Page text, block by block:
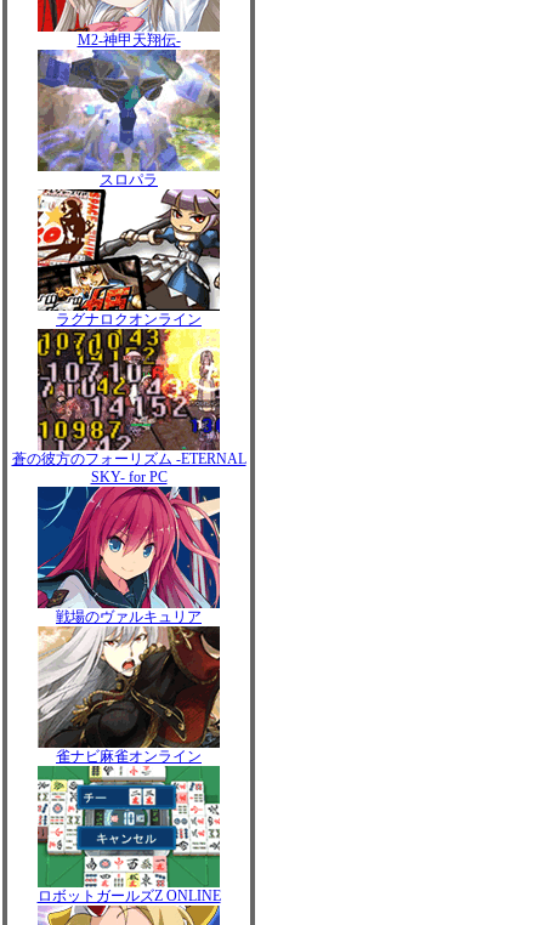
M2-神甲天翔伝-
スロパラ
ラグナロクオンライン
蒼の彼方のフォーリズム -ETERNAL
SKY- for PC
戦場のヴァルキュリア
雀ナビ麻雀オンライン
ロボットガールズZ ONLINE